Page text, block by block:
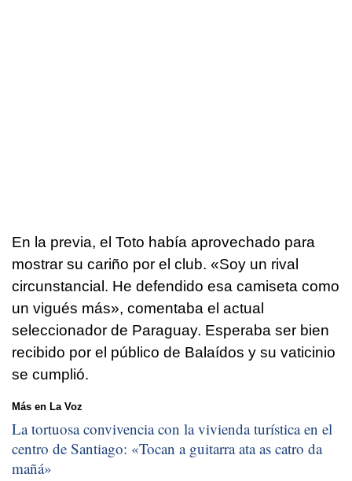
En la previa, el Toto había aprovechado para
mostrar su cariño por el club. «Soy un rival
circunstancial. He defendido esa camiseta como
un vigués más», comentaba el actual
seleccionador de Paraguay. Esperaba ser bien
recibido por el público de Balaídos y su vaticinio
se cumplió.
Más en La Voz
La tortuosa convivencia con la vivienda turística en el
centro de Santiago: «Tocan a guitarra ata as catro da
mañá»